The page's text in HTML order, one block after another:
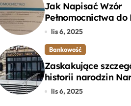
Jak Napisać Wzór
Pełnomocnictwa do
Bankowego –
lis 6, 2025
Bankowość
Zaskakujące
historii narodzin
Banku Polskiego, o
lis 6, 2025